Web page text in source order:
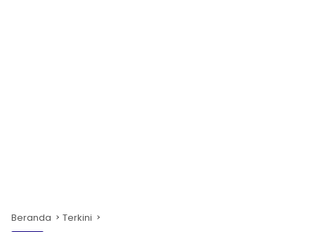
Beranda Terkini